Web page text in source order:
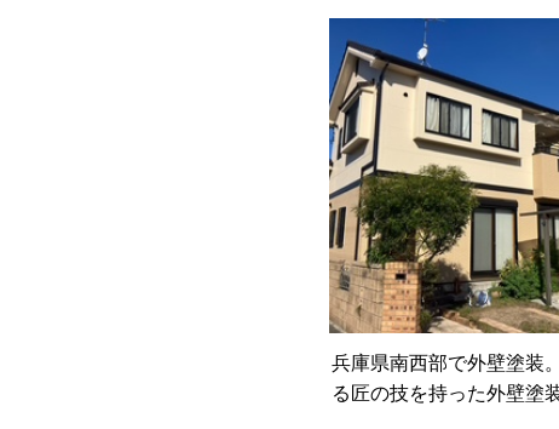
兵庫県南西部で外壁塗装
る匠の技を持った外壁塗